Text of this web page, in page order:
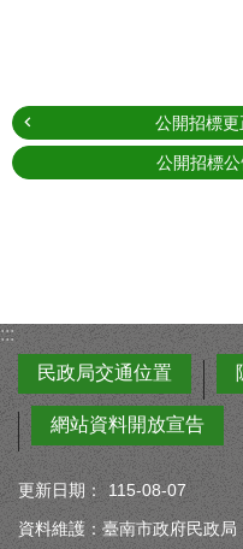
公開招標
公開招標
:::
民政局交通位置
網站資料開放宣告
更新日期：
115-08-07
資料維護：臺南市政府民政局